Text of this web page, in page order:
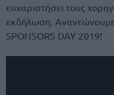
ευχαριστήσει τους
εκδήλωση.
SPONSORS DAY 2019!